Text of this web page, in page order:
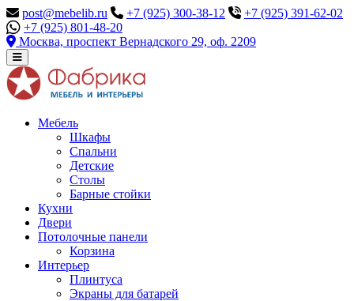
post@mebelib.ru +7 (925) 300-38-12
+7 (925) 391-62-02
+7 (925) 801-48-20
Москва, проспект Вернадского 29, оф. 2209
Мебель
Шкафы
Спальни
Детские
Столы
Барные стойки
Кухни
Двери
Потолочные панели
Корзина
Интерьер
Плинтуса
Экраны для батарей